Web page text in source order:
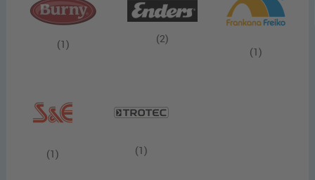
(1)
(2)
(1)
(1) (1)